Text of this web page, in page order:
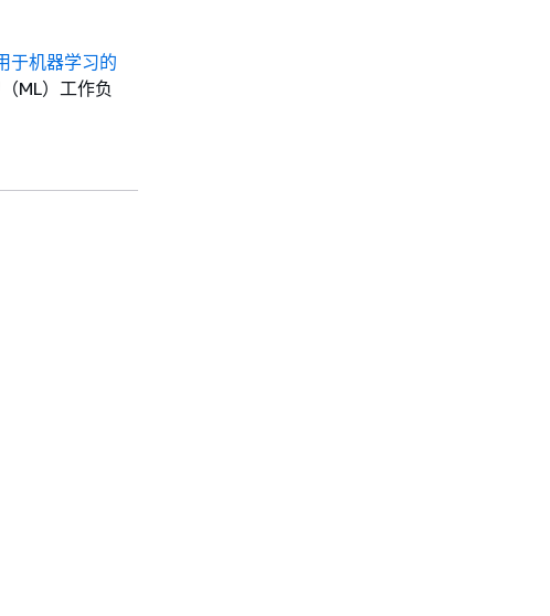
于机器学习的
ML）工作负